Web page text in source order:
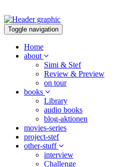
Toggle navigation
Home
about
Simi & Stef
Review & Preview
on tour
books
Library
audio books
blog-aktionen
movies-series
project-stef
other-stuff
interview
Challenge